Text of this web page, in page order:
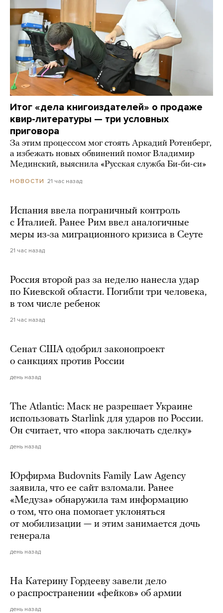
Итог «дела книгоиздателей» о продаже
квир-литературы — три условных
приговора
За этим процессом мог стоять Аркадий Ротенберг,
а избежать новых обвинений помог Владимир
Мединский, выяснила «Русская служба Би-би-си»
НОВОСТИ 21 час назад
Испания ввела пограничный контроль
с Италией. Ранее Рим ввел аналогичные
меры из-за миграционного кризиса в Сеуте
21 час назад
Россия второй раз за неделю нанесла удар
по Киевской области. Погибли три человека,
в том числе ребенок
21 час назад
Сенат США одобрил законопроект
о санкциях против России
день назад
The Atlantic: Маск не разрешает Украине
использовать Starlink для ударов по России.
Он считает, что «пора заключать сделку»
день назад
Юрфирма Budovnits Family Law Agency
заявила, что ее сайт взломали. Ранее
«Медуза» обнаружила там информацию
о том, что она помогает уклоняться
от мобилизации — и этим занимается дочь
генерала
день назад
На Катерину Гордееву завели дело
о распространении «фейков» об армии
день назад